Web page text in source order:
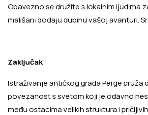
Obavezno se družite s lokalnim ljudima
mališani dodaju dubinu vašoj avanturi.
Zaključak
Istraživanje antičkog grada Perge pruža
povezanost s svetom koji je odavno
među ostacima velikih struktura i